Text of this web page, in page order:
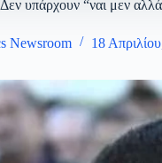
υπάρχουν “ναι μεν
Newsroom 18